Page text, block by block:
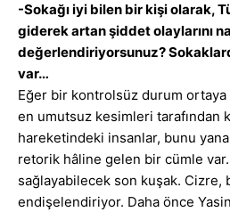
-Sokağı iyi bilen bir kişi olarak,
giderek artan şiddet olaylarını
değerlendiriyorsunuz?
var…
Eğer bir kontrolsüz durum ortaya
en umutsuz kesimleri tarafından
hareketindeki insanlar, bunu
retorik hâline gelen bir cümle var.
sağlayabilecek son kuşak. Cizre,
endişelendiriyor. Daha önce